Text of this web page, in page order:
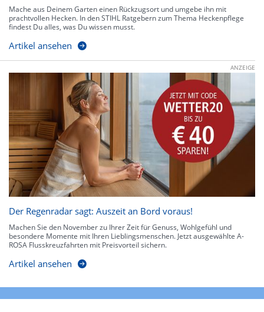
Mache aus Deinem Garten einen Rückzugsort und umgebe ihn mit
prachtvollen Hecken. In den STIHL Ratgebern zum Thema Heckenpflege
findest Du alles, was Du wissen musst.
Artikel ansehen
ANZEIGE
Der Regenradar sagt: Auszeit an Bord voraus!
Machen Sie den November zu Ihrer Zeit für Genuss, Wohlgefühl und
besondere Momente mit Ihren Lieblingsmenschen. Jetzt ausgewählte A-
ROSA Flusskreuzfahrten mit Preisvorteil sichern.
Artikel ansehen